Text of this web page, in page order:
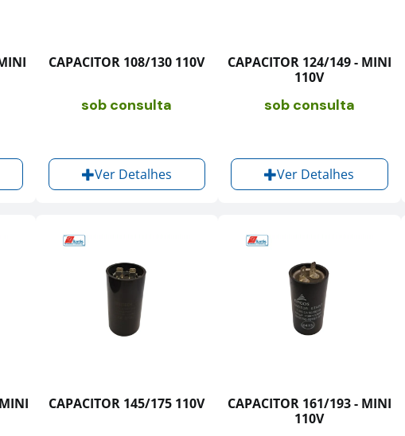
CAPACITOR 108/130 110V
sob consulta
Ver Detalhes
CAPACITOR 124/149 - MINI
110V
sob consulta
Ver Detalhes
CAPACITOR 145/175 110V
CAPACITOR 161/193 - MINI
110V